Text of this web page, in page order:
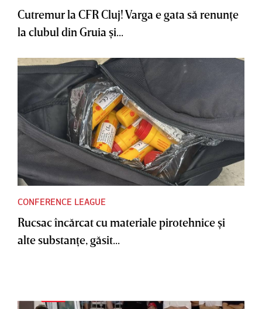
Cutremur la CFR Cluj! Varga e gata să renunţe
la clubul din Gruia şi...
CONFERENCE LEAGUE
Rucsac încărcat cu materiale pirotehnice şi
alte substanţe, găsit...